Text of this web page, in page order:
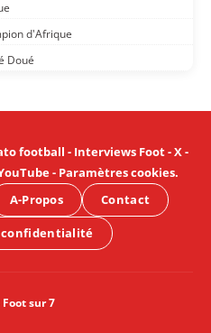
d'Afrique
Doué
football - Interviews Foot-X-
- Paramètres cookies.
A-Propos Contact
confidentialité
sur 7